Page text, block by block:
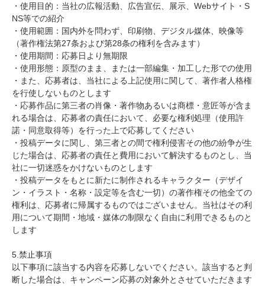
・使用目的：当社の広報活動、広告宣伝、展示、Webサイト・S
NS等での紹介
・使用範囲：国内外を問わず、印刷物、デジタル媒体、映像等
（著作権法第27条および第28条の権利を含みます）
・使用期間：応募日より無期限
・使用形態：原型のまま、または一部編集・加工した形での使用
・また、応募者は、当社による上記使用に関して、著作者人格権
を行使しないものとします
・応募作品に第三者の肖像・著作物あるいは商標・意匠等が含ま
れる場合は、応募者の責任において、必要な権利処理（使用許
諾・同意取得等）を行った上で応募してください
・投稿データに関し、第三者との間で権利侵害その他の紛争が生
じた場合は、応募者の責任と費用において解決するものとし、当
社に一切迷惑をかけないものとします
・投稿データをもとに新たに制作されるキャラクター（デザイ
ン・イラスト・名称・設定等を含む一切）の著作権その他全ての
権利は、応募者に帰属するものではございません。当社はその利
用について期間・地域・媒体の制限なく自由に利用できるものと
します
5.禁止事項
以下事項に該当する内容を応募しないでください。該当すると判
断した場合は、キャンペーン応募の対象外とさせていただきます